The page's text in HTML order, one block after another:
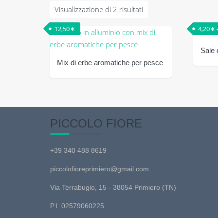
Visualizzazione di 2 risultati
Mix di erbe aromatiche per pesce
12,50€
Sale
4,20€-
più
PICCOLO FIORE
+39 340 488 8619
piccolofioreprimiero@gmail.com
Via Terrabugio, 15 - 38054 Primiero (TN)
P.I. 02579060225